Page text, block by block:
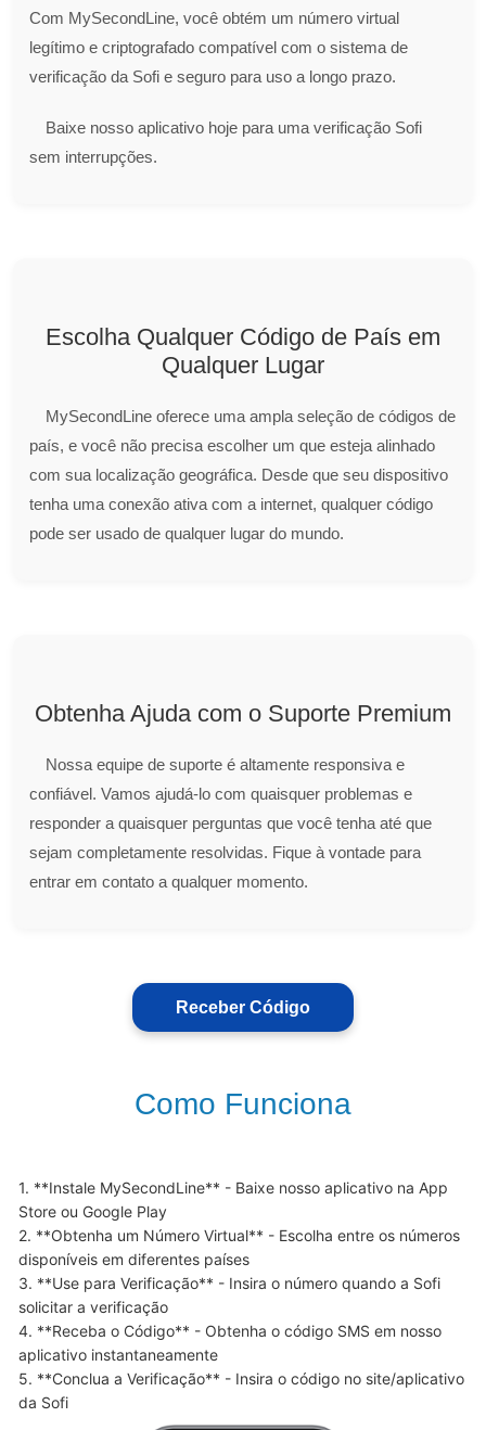
Com MySecondLine, você obtém um número virtual
legítimo e criptografado compatível com o sistema de
verificação da Sofi e seguro para uso a longo prazo.
Baixe nosso aplicativo hoje para uma verificação Sofi
sem interrupções.
Escolha Qualquer Código de País em
Qualquer Lugar
MySecondLine oferece uma ampla seleção de códigos de
país, e você não precisa escolher um que esteja alinhado
com sua localização geográfica. Desde que seu dispositivo
tenha uma conexão ativa com a internet, qualquer código
pode ser usado de qualquer lugar do mundo.
Obtenha Ajuda com o Suporte Premium
Nossa equipe de suporte é altamente responsiva e
confiável. Vamos ajudá-lo com quaisquer problemas e
responder a quaisquer perguntas que você tenha até que
sejam completamente resolvidas. Fique à vontade para
entrar em contato a qualquer momento.
Receber Código
Como Funciona
1. **Instale MySecondLine** - Baixe nosso aplicativo na App
Store ou Google Play
2. **Obtenha um Número Virtual** - Escolha entre os números
disponíveis em diferentes países
3. **Use para Verificação** - Insira o número quando a Sofi
solicitar a verificação
4. **Receba o Código** - Obtenha o código SMS em nosso
aplicativo instantaneamente
5. **Conclua a Verificação** - Insira o código no site/aplicativo
da Sofi